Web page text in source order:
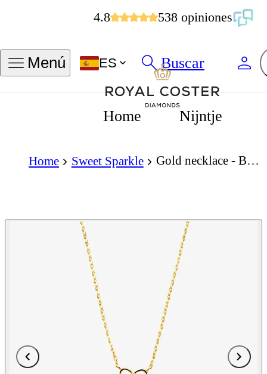
4.8 538 opiniones
Menú ES Buscar
Home Nijntje
Home Sweet Sparkle